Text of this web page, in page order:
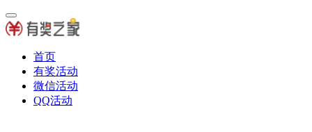
首页
有奖活动
微信活动
QQ活动